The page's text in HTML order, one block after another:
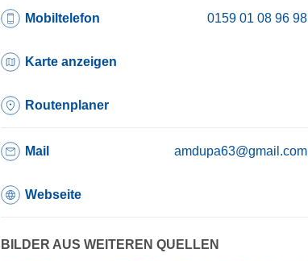
Mobiltelefon
Karte anzeigen
Routenplaner
Mail amdupa63@gmail.com
Webseite
BILDER AUS WEITEREN QUELLEN